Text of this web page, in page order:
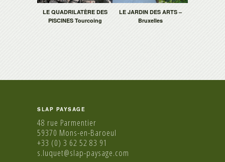
LE QUADRILATÈRE DES
PISCINES Tourcoing
LE JARDIN DES ARTS –
Bruxelles
SLAP PAYSAGE
48 rue Parmentier
59370 Mons-en-Baroeul
+33 (0) 3 62 52 83 91
s.luquet@slap-paysage.com